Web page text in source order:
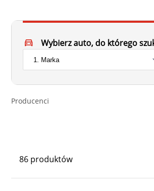
Wybierz auto, do którego
Producenci
86 produktów